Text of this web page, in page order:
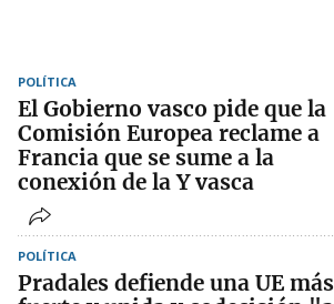
POLÍTICA
El Gobierno vasco pide que la
Comisión Europea reclame a
Francia que se sume a la
conexión de la Y vasca
POLÍTICA
Pradales defiende una UE más